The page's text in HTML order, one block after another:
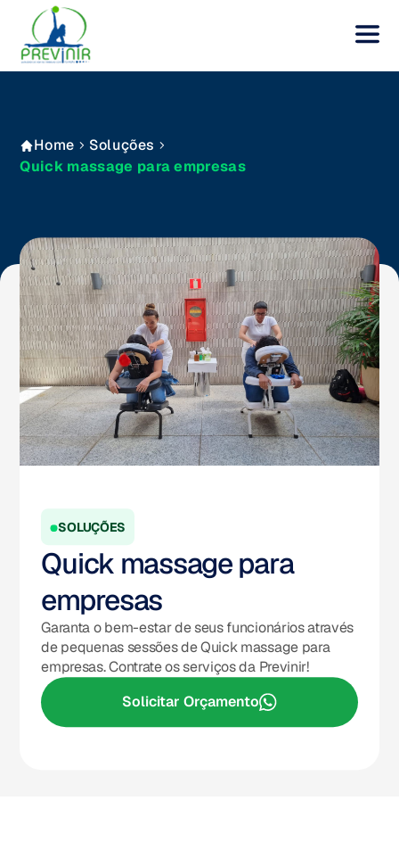
Home
Soluções
Quick massage para empresas
SOLUÇÕES
Quick massage para
empresas
Garanta o bem-estar de seus funcionários através
de pequenas sessões de Quick massage para
empresas. Contrate os serviços da Previnir!
Solicitar Orçamento